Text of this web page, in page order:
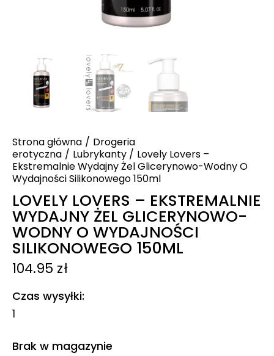
Strona główna
Drogeria
erotyczna
Lubrykanty
Lovely Lovers –
Ekstremalnie Wydajny Żel Glicerynowo-Wodny O
Wydajności Silikonowego 150ml
LOVELY LOVERS – EKSTREMALNIE
WYDAJNY ŻEL GLICERYNOWO-
WODNY O WYDAJNOŚCI
SILIKONOWEGO 150ML
104.95 zł
Czas wysyłki
1
Brak w magazynie